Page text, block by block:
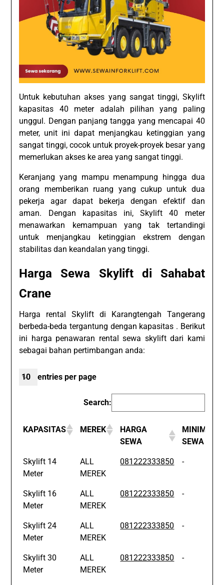
Untuk kebutuhan akses yang sangat tinggi, Skylift
kapasitas 40 meter adalah pilihan yang paling
unggul. Dengan panjang tangga yang mencapai 40
meter, unit ini dapat menjangkau ketinggian yang
sangat tinggi, cocok untuk proyek-proyek besar yang
memerlukan akses ke area yang sangat tinggi.
Keranjang yang mampu menampung hingga dua
orang memberikan ruang yang cukup untuk dua
pekerja agar dapat bekerja dengan efektif dan
aman. Dengan kapasitas ini, Skylift 40 meter
menawarkan kemampuan yang tak tertandingi
untuk menjangkau ketinggian ekstrem dengan
stabilitas dan keandalan yang tinggi.
Harga Sewa Skylift di Sahabat
Crane
Harga rental Skylift di Karangtengah Tangerang
berbeda-beda tergantung dengan kapasitas . Berikut
ini harga penawaran rental sewa skylift dari kami
sebagai bahan pertimbangan anda:
entries per page
Search:
KAPASITAS MEREK
HARGA
SEWA
MINIMUM
SEWA
Skylift 14
Meter
ALL
MEREK
081222333850 -
Skylift 16
Meter
ALL
MEREK
081222333850 -
Skylift 24
Meter
ALL
MEREK
081222333850 -
Skylift 30
Meter
ALL
MEREK
081222333850 -